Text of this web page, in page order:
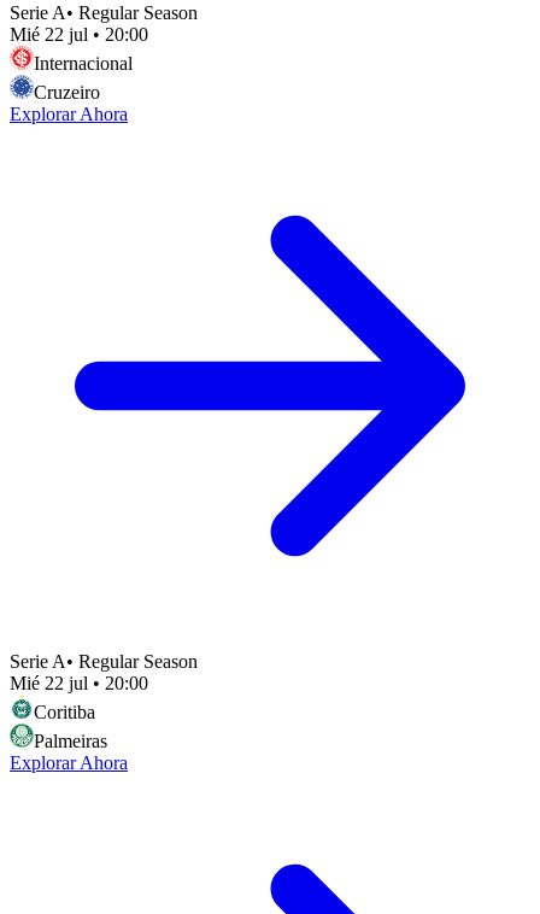
Serie A• Regular Season
Mié 22 jul • 20:00
Internacional
Cruzeiro
Explorar Ahora
Serie A• Regular Season
Mié 22 jul • 20:00
Coritiba
Palmeiras
Explorar Ahora